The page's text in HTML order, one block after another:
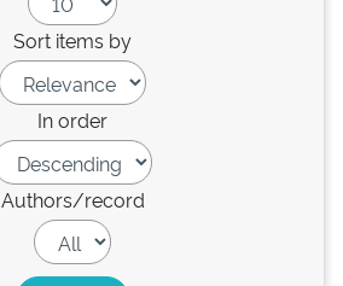
Sort items by
In order
Authors/record